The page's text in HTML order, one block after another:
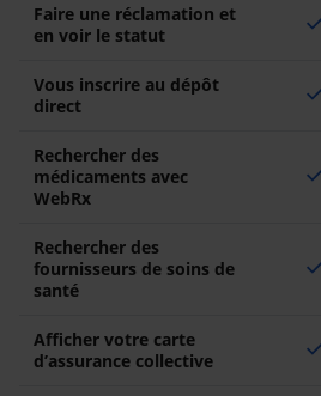
Faire une réclamation et
en voir le statut
Vous inscrire au dépôt
direct
Rechercher des
médicaments avec
WebRx
Rechercher des
fournisseurs de soins de
santé
Afficher votre carte
d’assurance collective